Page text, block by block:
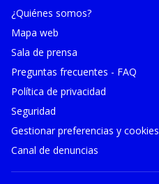
¿Quiénes somos?
Mapa web
Sala de prensa
Preguntas frecuentes - FAQ
Política de privacidad
Seguridad
Gestionar preferencias y cookies
Canal de denuncias